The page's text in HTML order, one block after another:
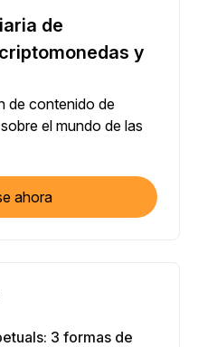
de
y
de contenido de
el mundo de las
ahora
3 formas de